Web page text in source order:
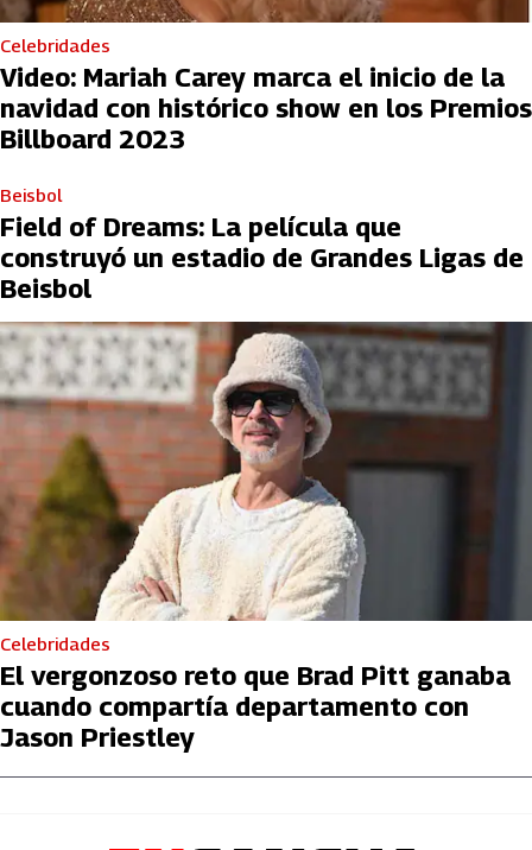
Celebridades
Video: Mariah Carey marca el inicio de la
navidad con histórico show en los Premios
Billboard 2023
Beisbol
Field of Dreams: La película que
construyó un estadio de Grandes Ligas de
Beisbol
Celebridades
El vergonzoso reto que Brad Pitt ganaba
cuando compartía departamento con
Jason Priestley